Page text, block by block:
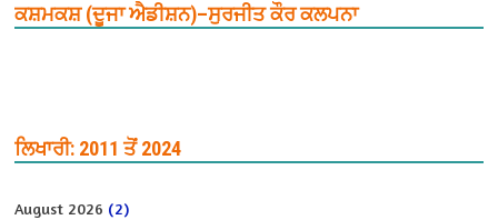
ਕਸ਼ਮਕਸ਼ (ਦੂਜਾ ਐਡੀਸ਼ਨ)–ਸੁਰਜੀਤ ਕੌਰ ਕਲਪਨਾ
ਲਿਖਾਰੀ: 2011 ਤੋਂ 2024
August 2026 (2)